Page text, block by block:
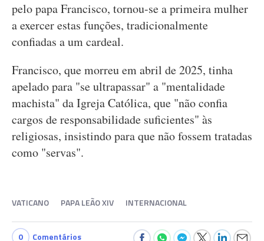
pelo papa Francisco, tornou-se a primeira mulher
a exercer estas funções, tradicionalmente
confiadas a um cardeal.
Francisco, que morreu em abril de 2025, tinha
apelado para "se ultrapassar" a "mentalidade
machista" da Igreja Católica, que "não confia
cargos de responsabilidade suficientes" às
religiosas, insistindo para que não fossem tratadas
como "servas".
VATICANO PAPA LEÃO XIV INTERNACIONAL
0 Comentários